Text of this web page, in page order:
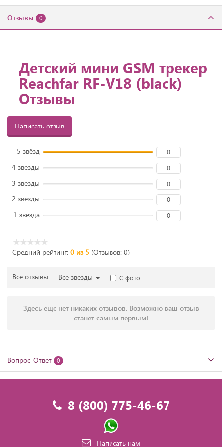
Отзывы 0
Детский мини GSM трекер
Reachfar RF-V18 (black)
Отзывы
Написать отзыв
5 звёзд 0
4 звезды 0
3 звезды 0
2 звезды 0
1 звезда 0
Средний рейтинг: 0 из 5 (Отзывов: 0)
Все отзывы Все звезды С фото
Здесь еще нет никаких отзывов. Возможно ваш отзыв
станет самым первым!
Вопрос-Ответ 0
8 (800) 775-46-67
Написать нам